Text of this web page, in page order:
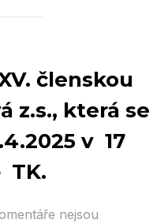
členskou
z.s., která se
v 17
TK.
nejsou